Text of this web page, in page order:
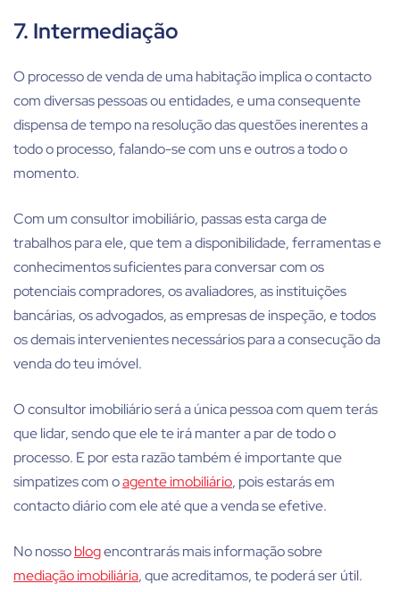
7. Intermediação
O processo de venda de uma habitação implica o contacto
com diversas pessoas ou entidades, e uma consequente
dispensa de tempo na resolução das questões inerentes a
todo o processo, falando-se com uns e outros a todo o
momento.
Com um consultor imobiliário, passas esta carga de
trabalhos para ele, que tem a disponibilidade, ferramentas e
conhecimentos suficientes para conversar com os
potenciais compradores, os avaliadores, as instituições
bancárias, os advogados, as empresas de inspeção, e todos
os demais intervenientes necessários para a consecução da
venda do teu imóvel.
O consultor imobiliário será a única pessoa com quem terás
que lidar, sendo que ele te irá manter a par de todo o
processo. E por esta razão também é importante que
simpatizes com oagente imobiliário, pois estarás em
contacto diário com ele até que a venda se efetive.
No nossoblogencontrarás mais informação sobre
mediação imobiliária, que acreditamos, te poderá ser útil.